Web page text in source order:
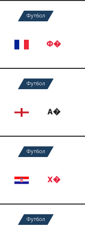
Футбол
Ф�
Футбол
А�
Футбол
Х�
Футбол